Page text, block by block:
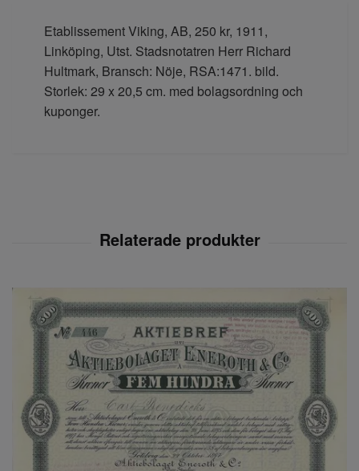
Etablissement Viking, AB, 250 kr, 1911,
Linköping, Utst. Stadsnotatren Herr Richard
Hultmark, Bransch: Nöje, RSA:1471. bild.
Storlek: 29 x 20,5 cm. med bolagsordning och
kuponger.